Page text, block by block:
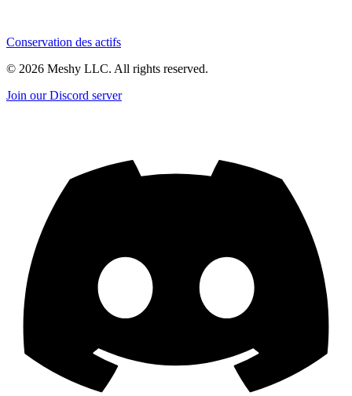
Conservation des actifs
© 2026 Meshy LLC. All rights reserved.
Join our Discord server